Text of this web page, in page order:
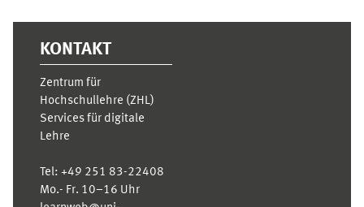
KONTAKT
Zentrum für
Hochschullehre (ZHL)
Services für digitale
Lehre
Tel: +49 251 83-22408
Mo.- Fr. 10–16 Uhr